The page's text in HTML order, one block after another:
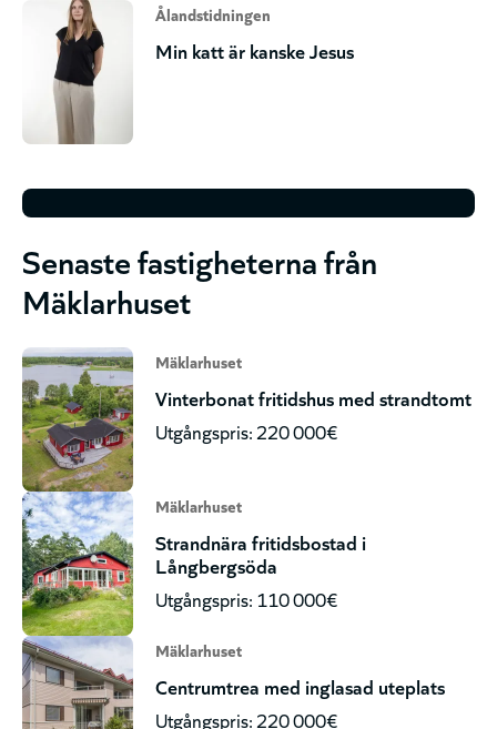
Ålandstidningen
Min katt är kanske Jesus
Senaste fastigheterna från
Mäklarhuset
Mäklarhuset
Vinterbonat fritidshus med strandtomt
Utgångspris: 220 000€
Mäklarhuset
Strandnära fritidsbostad i
Långbergsöda
Utgångspris: 110 000€
Mäklarhuset
Centrumtrea med inglasad uteplats
Utgångspris: 220 000€